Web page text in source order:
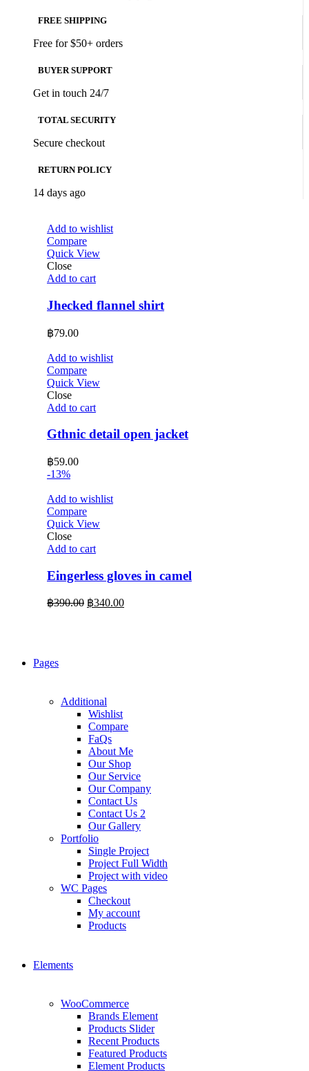
FREE SHIPPING
Free for $50+ orders
BUYER SUPPORT
Get in touch 24/7
TOTAL SECURITY
Secure checkout
RETURN POLICY
14 days ago
Add to wishlist
Compare
Quick View
Close
Add to cart
Jhecked flannel shirt
฿79.00
Add to wishlist
Compare
Quick View
Close
Add to cart
Gthnic detail open jacket
฿59.00
-13%
Add to wishlist
Compare
Quick View
Close
Add to cart
Eingerless gloves in camel
฿390.00 Original
฿340.00Current
Pages
Additional
Wishlist
Compare
FaQs
About Me
Our Shop
Our Service
Our Company
Contact Us
Contact Us 2
Our Gallery
Portfolio
Single Project
Project Full Width
Project with video
WC Pages
Checkout
My account
Products
Elements
WooCommerce
Brands Element
Products Slider
Recent Products
Featured Products
Element Products